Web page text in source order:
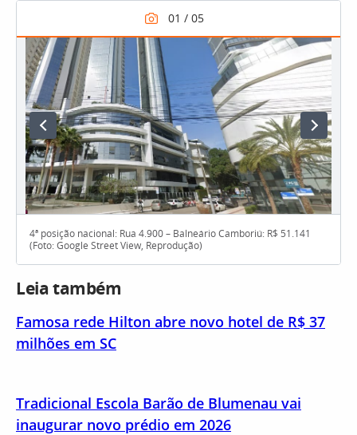
4ª posição nacional: Rua 4.900 – Balneário Camboriú: R$ 51.141
(Foto: Google Street View, Reprodução)
Leia também
Famosa rede Hilton abre novo hotel de R$ 37
milhões em SC
Tradicional Escola Barão de Blumenau vai
inaugurar novo prédio em 2026